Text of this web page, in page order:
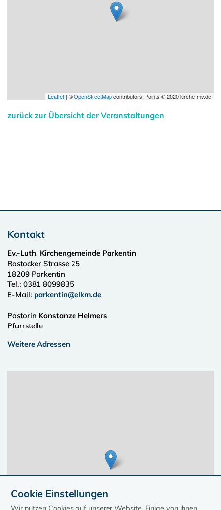
Leaflet | ©OpenStreetMapcontributors, Points © 2020 kirche-mv.de
zurück zur Übersicht der Veranstaltungen
Kontakt
Ev.-Luth. Kirchengemeinde Parkentin
Rostocker Strasse 25
18209 Parkentin
Tel.: 0381 8099835
E-Mail: parkentin@elkm.de
Pastorin Konstanze Helmers
Pfarrstelle
Weitere Adressen
Cookie Einstellungen
Wir nutzen Cookies auf unserer Website. Einige von ihnen